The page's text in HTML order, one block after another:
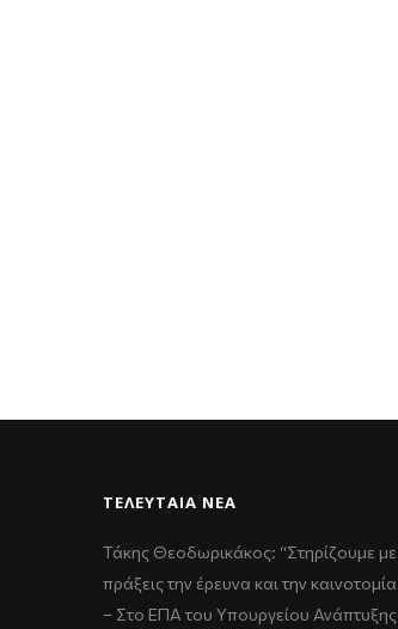
ΤΕΛΕΥΤΑΊΑ ΝΈΑ
Τάκης Θεοδωρικάκος: “Στηρίζουμε με
πράξεις την έρευνα και την καινοτομία
– Στο ΕΠΑ του Υπουργείου Ανάπτυξης